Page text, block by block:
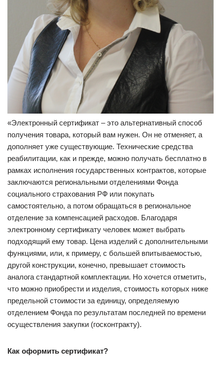
«Электронный сертификат – это альтернативный способ
получения товара, который вам нужен. Он не отменяет, а
дополняет уже существующие. Технические средства
реабилитации, как и прежде, можно получать бесплатно в
рамках исполнения государственных контрактов, которые
заключаются региональными отделениями Фонда
социального страхования РФ или покупать
самостоятельно, а потом обращаться в региональное
отделение за компенсацией расходов. Благодаря
электронному сертификату человек может выбрать
подходящий ему товар. Цена изделий с дополнительными
функциями, или, к примеру, с большей впитываемостью,
другой конструкции, конечно, превышает стоимость
аналога стандартной комплектации. Но хочется отметить,
что можно приобрести и изделия, стоимость которых ниже
предельной стоимости за единицу, определяемую
отделением Фонда по результатам последней по времени
осуществления закупки (госконтракту).
Как оформить сертификат?